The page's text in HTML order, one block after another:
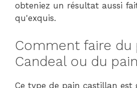
obteniez un résultat aussi
qu'exquis.
Comment faire du
Candeal ou du
Ce type de pain castillan est